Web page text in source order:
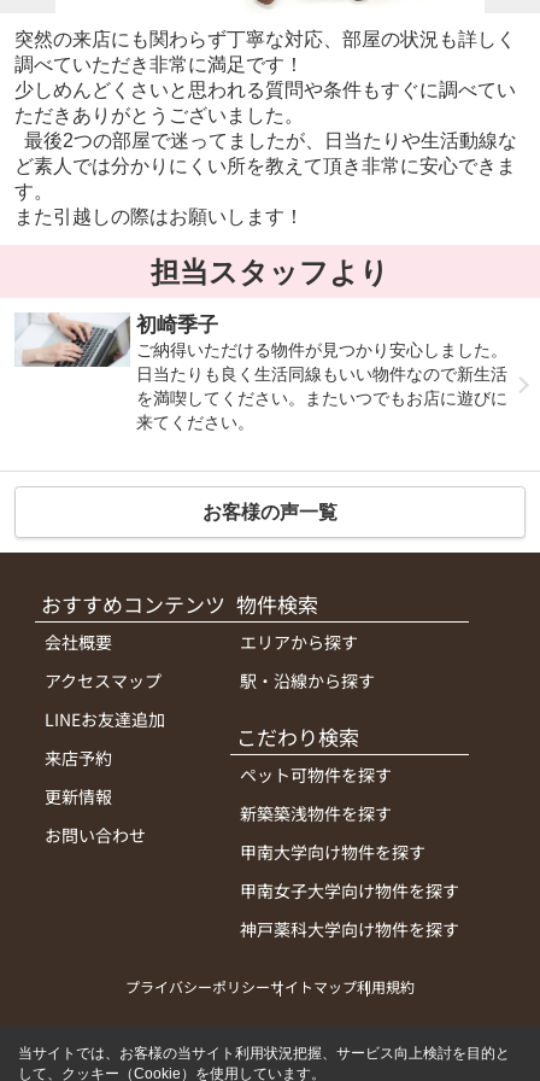
突然の来店にも関わらず丁寧な対応、部屋の状況も詳しく
調べていただき非常に満足です！
少しめんどくさいと思われる質問や条件もすぐに調べてい
ただきありがとうございました。
最後2つの部屋で迷ってましたが、日当たりや生活動線な
ど素人では分かりにくい所を教えて頂き非常に安心できま
す。
また引越しの際はお願いします！
担当スタッフより
初崎季子
ご納得いただける物件が見つかり安心しました。
日当たりも良く生活同線もいい物件なので新生活
を満喫してください。またいつでもお店に遊びに
来てください。
お客様の声一覧
おすすめコンテンツ
会社概要
アクセスマップ
LINEお友達追加
来店予約
更新情報
お問い合わせ
物件検索
エリアから探す
駅・沿線から探す
こだわり検索
ペット可物件を探す
新築築浅物件を探す
甲南大学向け物件を探す
甲南女子大学向け物件を探す
神戸薬科大学向け物件を探す
プライバシーポリシーサイトマップ利用規約
当サイトでは、お客様の当サイト利用状況把握、サービス向上検討を目的と
して、クッキー（Cookie）を使用しています。